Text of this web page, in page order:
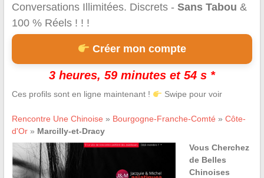
Conversations Illimitées. Discrets - Sans Tabou &
100 % Réels ! ! !
Créer mon compte
3 heures, 59 minutes et 54 s *
Ces profils sont en ligne maintenant ! Swipe pour voir
Rencontre Une Chinoise » Bourgogne-Franche-Comté » Côte-
d'Or» Marcilly-et-Dracy
Vous Cherchez
de Belles
Chinoises